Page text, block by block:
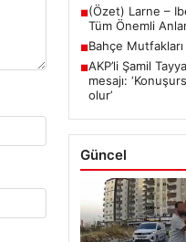
■(Özet) Larne –
Tüm Önemli
■Bahçe
■AKP’li Şamil
mesajı:
olur’
Güncel